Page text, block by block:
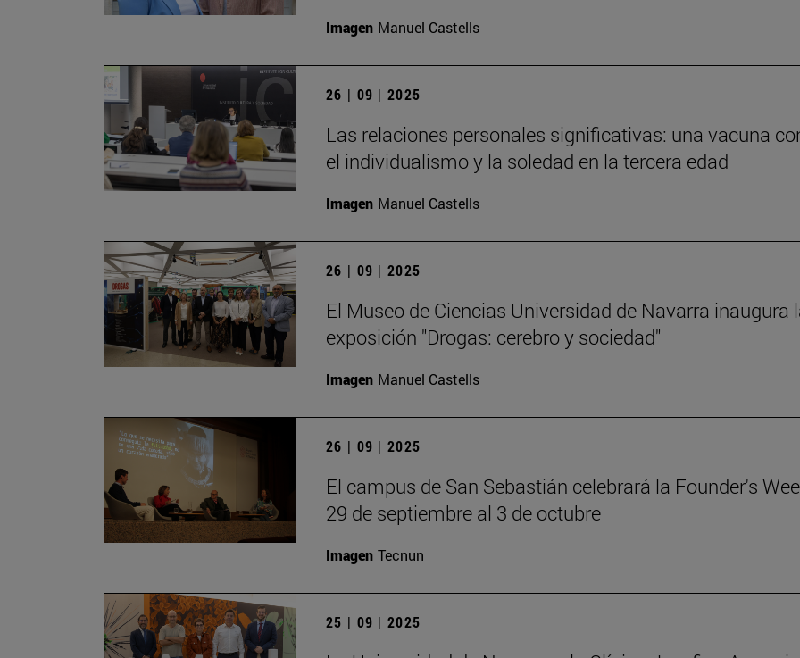
Imagen Manuel Castells
26 | 09 | 2025
Las relaciones personales significativas: una vacuna
el individualismo y la soledad en la tercera edad
Imagen Manuel Castells
26 | 09 | 2025
El Museo de Ciencias Universidad de Navarra inaugura
exposición "Drogas: cerebro y sociedad"
Imagen Manuel Castells
26 | 09 | 2025
El campus de San Sebastián celebrará la Founder's
29 de septiembre al 3 de octubre
Imagen Tecnun
25 | 09 | 2025